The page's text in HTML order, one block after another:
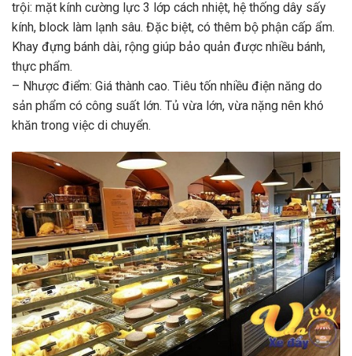
trội: mặt kính cường lực 3 lớp cách nhiệt, hệ thống dây sấy
kính, block làm lạnh sâu. Đặc biệt, có thêm bộ phận cấp ẩm.
Khay đựng bánh dài, rộng giúp bảo quản được nhiều bánh,
thực phẩm.
– Nhược điểm: Giá thành cao. Tiêu tốn nhiều điện năng do
sản phẩm có công suất lớn. Tủ vừa lớn, vừa nặng nên khó
khăn trong việc di chuyển.